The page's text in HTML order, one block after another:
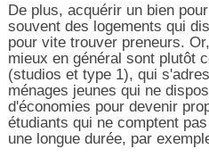
De plus, acquérir un bien
souvent des logements qui
pour vite trouver preneurs.
mieux en général sont plutôt
(studios et type 1), qui
ménages jeunes qui ne
d'économies pour devenir
étudiants qui ne comptent
une longue durée, par